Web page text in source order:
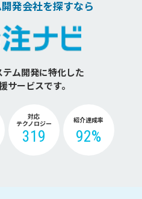
発会社を探すなら
ム開発に特化した
サービスです。
対応
テクノロジー
319
紹介達成率
92%